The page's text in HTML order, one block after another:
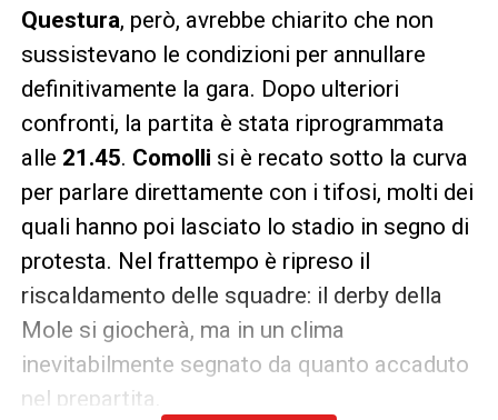
Questura, però, avrebbe chiarito che non
sussistevano le condizioni per annullare
definitivamente la gara. Dopo ulteriori
confronti, la partita è stata riprogrammata
alle 21.45. Comolli si è recato sotto la curva
per parlare direttamente con i tifosi, molti dei
quali hanno poi lasciato lo stadio in segno di
protesta. Nel frattempo è ripreso il
riscaldamento delle squadre: il derby della
Mole si giocherà, ma in un clima
inevitabilmente segnato da quanto accaduto
nel prepartita.